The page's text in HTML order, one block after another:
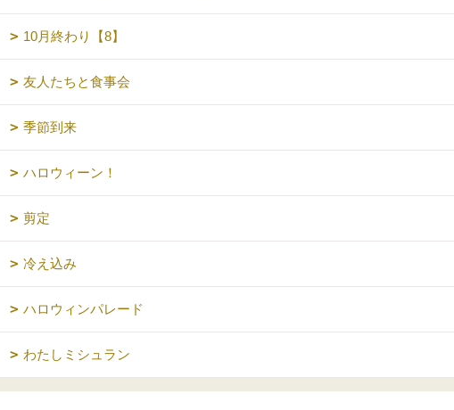
10月終わり【8】
友人たちと食事会
季節到来
ハロウィーン！
剪定
冷え込み
ハロウィンパレード
わたしミシュラン